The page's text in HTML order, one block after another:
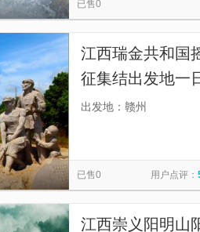
已售0
江西瑞金共和国
征集结出发地一
私密性强，性价
出发地：赣州
已售0 用户点评：
江西崇义阳明山